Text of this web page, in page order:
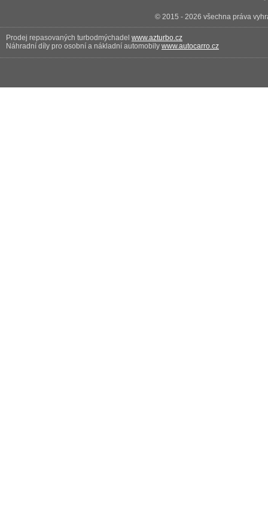
© 2015 - 2026 všechna práva
Prodej repasovaných turbodmýchadel www.azturbo.cz
Náhradní díly pro osobní a nákladní automobily www.autocarro.cz